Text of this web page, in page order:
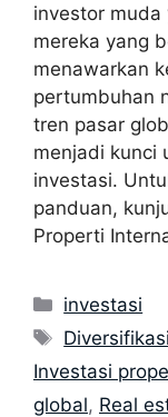
investor muda
mereka yang
menawarkan
pertumbuhan
tren pasar
menjadi kunci
investasi.
panduan,
Properti
Categories
investasi
Tags
Investasi
global, Real